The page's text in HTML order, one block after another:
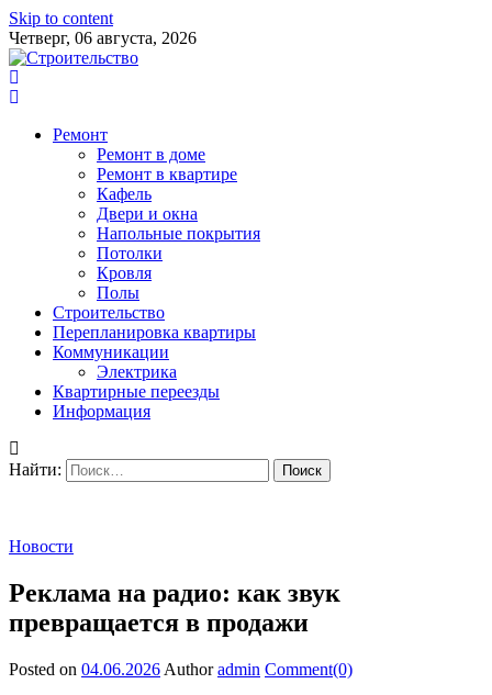
Skip to content
Четверг, 06 августа, 2026
Ремонт
Ремонт в доме
Ремонт в квартире
Кафель
Двери и окна
Напольные покрытия
Потолки
Кровля
Полы
Строительство
Перепланировка квартиры
Коммуникации
Электрика
Квартирные переезды
Информация
Найти:
Новости
Реклама на радио: как звук
превращается в продажи
Posted on 04.06.2026 Author admin Comment(0)